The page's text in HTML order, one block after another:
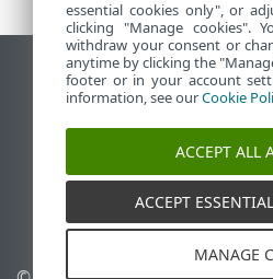
Visa skrivbords-
End of Life
ESET kunskapsbas
ESET Status Portal
Regional support
essential cookies only", or
clicking "Manage cookies".
withdraw your consent or
anytime by clicking the
footer or in your account
information, see ourCookie
ACCEPT ALL
ACCEPT
MANAGE